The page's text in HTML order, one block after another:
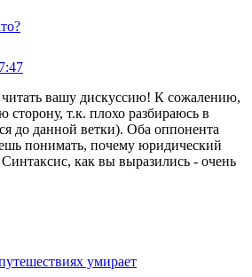
вашу дискуссию! К сожалению,
сторону, т.к. плохо разбираюсь в
до данной ветки). Оба оппонента
понимать, почему юридический
как вы выразились - очень
умирает